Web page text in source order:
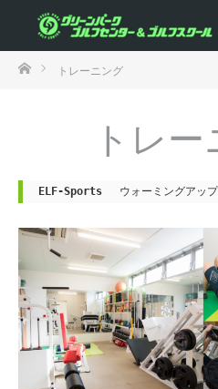
ホームトレーニング
トレ
ELF-Sports ウォーミングアッ